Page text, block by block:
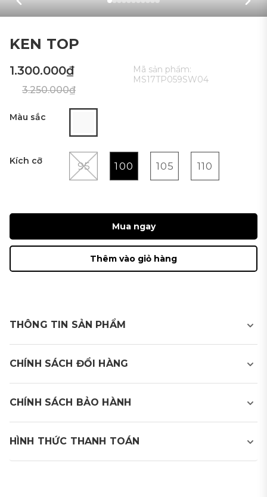
KEN TOP
1.300.000₫
3.250.000₫
Mã sản phẩm:
MS17TP059SW04
Màu sắc
Kích cỡ 95 100 105 110
Mua ngay
Thêm vào giỏ hàng
THÔNG TIN SẢN PHẨM
CHÍNH SÁCH ĐỔI HÀNG
CHÍNH SÁCH BẢO HÀNH
HÌNH THỨC THANH TOÁN